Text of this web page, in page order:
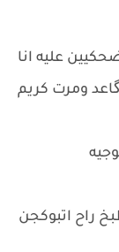
عليه انا
ومرت كريم
راح اتبوكجن